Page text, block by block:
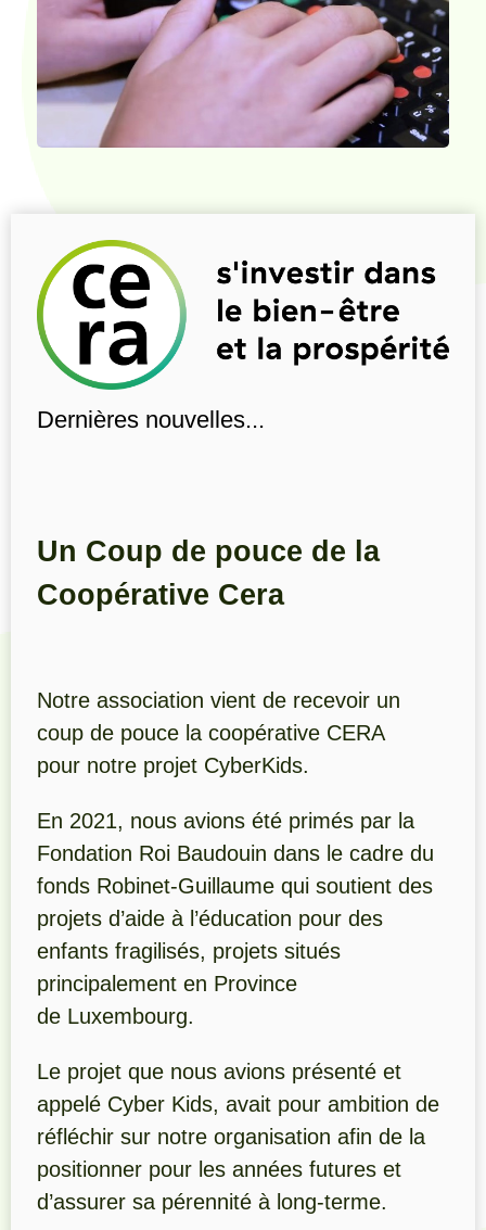
Dernières nouvelles...
Un Coup de pouce de la
Coopérative Cera
Notre association vient de recevoir un
coup de pouce la coopérative CERA
pour notre projet CyberKids.
En 2021, nous avions été primés par la
Fondation Roi Baudouin dans le cadre du
fonds Robinet-Guillaume qui soutient des
projets d’aide à l’éducation pour des
enfants fragilisés, projets situés
principalement en Province
de Luxembourg.
Le projet que nous avions présenté et
appelé Cyber Kids, avait pour ambition de
réfléchir sur notre organisation afin de la
positionner pour les années futures et
d’assurer sa pérennité à long-terme.